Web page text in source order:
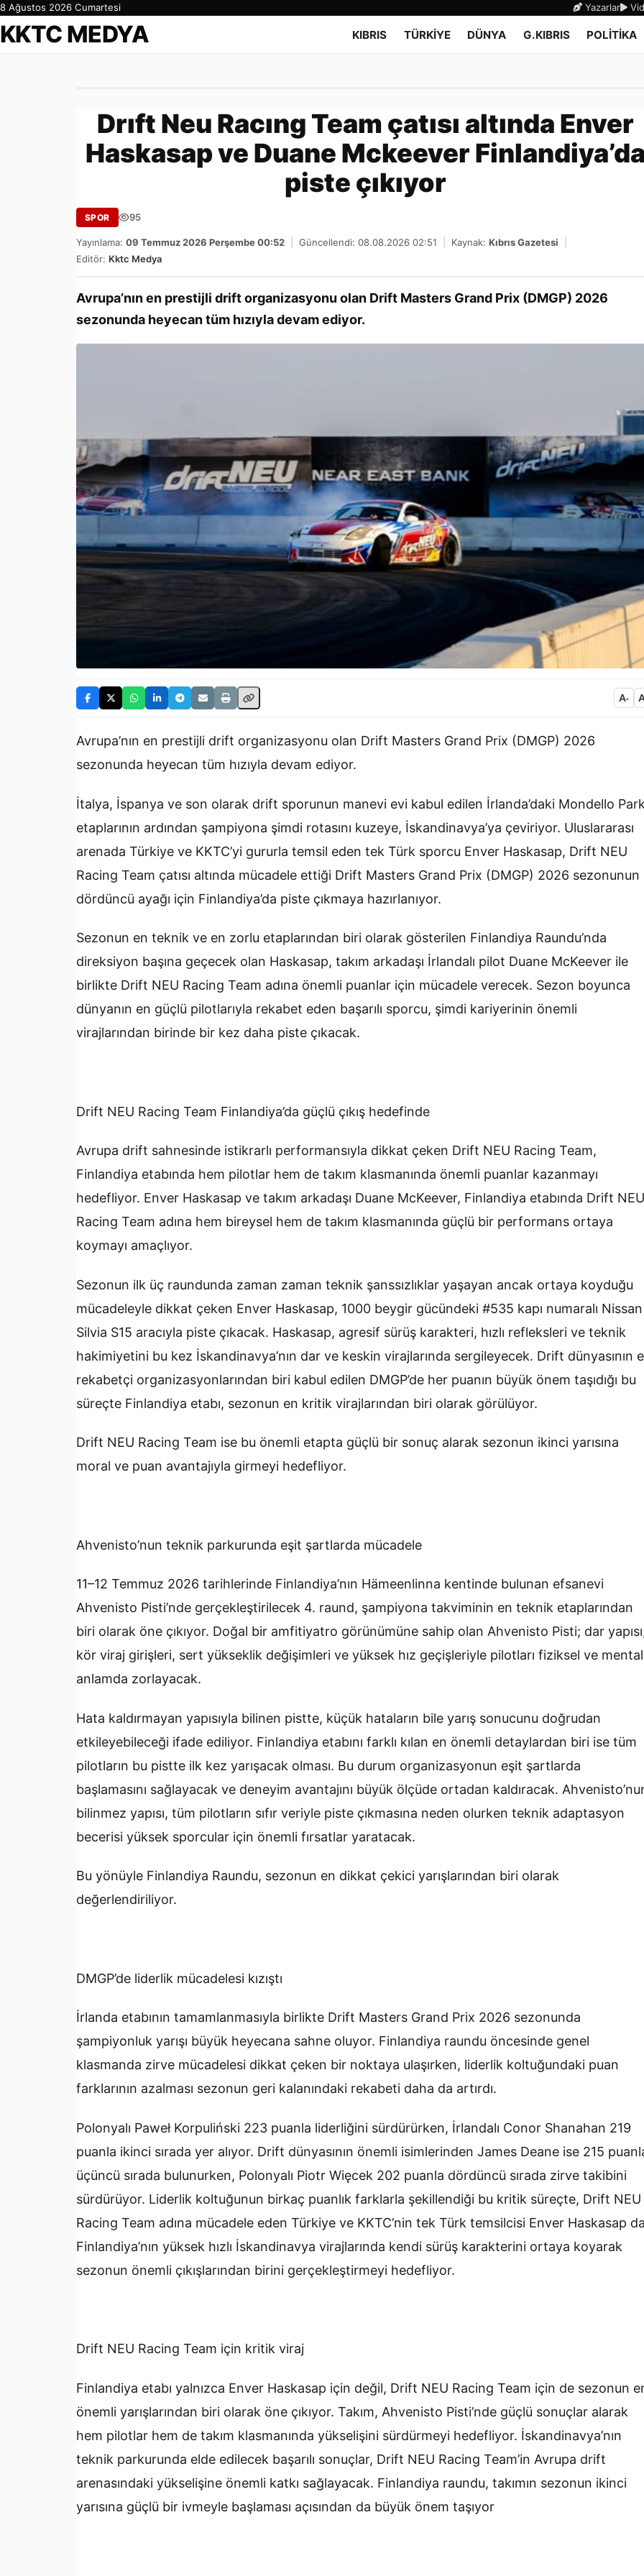
8 Ağustos 2026 Cumartesi Yazarlar
KKTC MEDYA KIBRIS TÜRKİYE DÜNYA G.KIBRIS POLİTİKA
Drıft Neu Racıng Team çatısı altında Enver
Haskasap ve Duane Mckeever
piste çıkıyor
SPOR 95
Yayınlama: 09 Temmuz 2026 Perşembe 00:52 Güncellendi: 08.08.2026 02:51 Kaynak: Kıbrıs Gazetesi
Editör: Kktc Medya
Avrupa’nın en prestijli drift organizasyonu olan Drift Masters Grand Prix (DMGP) 2026
sezonunda heyecan tüm hızıyla devam ediyor.
A-
Avrupa’nın en prestijli drift organizasyonu olan Drift Masters Grand Prix (DMGP) 2026
sezonunda heyecan tüm hızıyla devam ediyor.
İtalya, İspanya ve son olarak drift sporunun manevi evi kabul edilen İrlanda’daki Mondello
etaplarının ardından şampiyona şimdi rotasını kuzeye, İskandinavya’ya çeviriyor. Uluslararası
arenada Türkiye ve KKTC’yi gururla temsil eden tek Türk sporcu Enver Haskasap, Drift NEU
Racing Team çatısı altında mücadele ettiği Drift Masters Grand Prix (DMGP) 2026 sezonunun
dördüncü ayağı için Finlandiya’da piste çıkmaya hazırlanıyor.
Sezonun en teknik ve en zorlu etaplarından biri olarak gösterilen Finlandiya Raundu’nda
direksiyon başına geçecek olan Haskasap, takım arkadaşı İrlandalı pilot Duane McKeever ile
birlikte Drift NEU Racing Team adına önemli puanlar için mücadele verecek. Sezon boyunca
dünyanın en güçlü pilotlarıyla rekabet eden başarılı sporcu, şimdi kariyerinin önemli
virajlarından birinde bir kez daha piste çıkacak.
Drift NEU Racing Team Finlandiya’da güçlü çıkış hedefinde
Avrupa drift sahnesinde istikrarlı performansıyla dikkat çeken Drift NEU Racing Team,
Finlandiya etabında hem pilotlar hem de takım klasmanında önemli puanlar kazanmayı
hedefliyor. Enver Haskasap ve takım arkadaşı Duane McKeever, Finlandiya etabında Drift NEU
Racing Team adına hem bireysel hem de takım klasmanında güçlü bir performans ortaya
koymayı amaçlıyor.
Sezonun ilk üç raundunda zaman zaman teknik şanssızlıklar yaşayan ancak ortaya koyduğu
mücadeleyle dikkat çeken Enver Haskasap, 1000 beygir gücündeki #535 kapı numaralı Nissan
Silvia S15 aracıyla piste çıkacak. Haskasap, agresif sürüş karakteri, hızlı refleksleri ve teknik
hakimiyetini bu kez İskandinavya’nın dar ve keskin virajlarında sergileyecek. Drift dünyasının
rekabetçi organizasyonlarından biri kabul edilen DMGP’de her puanın büyük önem taşıdığı bu
süreçte Finlandiya etabı, sezonun en kritik virajlarından biri olarak görülüyor.
Drift NEU Racing Team ise bu önemli etapta güçlü bir sonuç alarak sezonun ikinci yarısına
moral ve puan avantajıyla girmeyi hedefliyor.
Ahvenisto’nun teknik parkurunda eşit şartlarda mücadele
11–12 Temmuz 2026 tarihlerinde Finlandiya’nın Hämeenlinna kentinde bulunan efsanevi
Ahvenisto Pisti’nde gerçekleştirilecek 4. raund, şampiyona takviminin en teknik etaplarından
biri olarak öne çıkıyor. Doğal bir amfitiyatro görünümüne sahip olan Ahvenisto Pisti; dar
kör viraj girişleri, sert yükseklik değişimleri ve yüksek hız geçişleriyle pilotları fiziksel ve mental
anlamda zorlayacak.
Hata kaldırmayan yapısıyla bilinen pistte, küçük hataların bile yarış sonucunu doğrudan
etkileyebileceği ifade ediliyor. Finlandiya etabını farklı kılan en önemli detaylardan biri ise tüm
pilotların bu pistte ilk kez yarışacak olması. Bu durum organizasyonun eşit şartlarda
başlamasını sağlayacak ve deneyim avantajını büyük ölçüde ortadan kaldıracak.
bilinmez yapısı, tüm pilotların sıfır veriyle piste çıkmasına neden olurken teknik adaptasyon
becerisi yüksek sporcular için önemli fırsatlar yaratacak.
Bu yönüyle Finlandiya Raundu, sezonun en dikkat çekici yarışlarından biri olarak
değerlendiriliyor.
DMGP’de liderlik mücadelesi kızıştı
İrlanda etabının tamamlanmasıyla birlikte Drift Masters Grand Prix 2026 sezonunda
şampiyonluk yarışı büyük heyecana sahne oluyor. Finlandiya raundu öncesinde genel
klasmanda zirve mücadelesi dikkat çeken bir noktaya ulaşırken, liderlik koltuğundaki puan
farklarının azalması sezonun geri kalanındaki rekabeti daha da artırdı.
Polonyalı Paweł Korpuliński 223 puanla liderliğini sürdürürken, İrlandalı Conor Shanahan 219
puanla ikinci sırada yer alıyor. Drift dünyasının önemli isimlerinden James Deane ise 215
üçüncü sırada bulunurken, Polonyalı Piotr Więcek 202 puanla dördüncü sırada zirve takibini
sürdürüyor. Liderlik koltuğunun birkaç puanlık farklarla şekillendiği bu kritik süreçte, Drift NEU
Racing Team adına mücadele eden Türkiye ve KKTC’nin tek Türk temsilcisi Enver Haskasap
Finlandiya’nın yüksek hızlı İskandinavya virajlarında kendi sürüş karakterini ortaya koyarak
sezonun önemli çıkışlarından birini gerçekleştirmeyi hedefliyor.
Drift NEU Racing Team için kritik viraj
Finlandiya etabı yalnızca Enver Haskasap için değil, Drift NEU Racing Team için de sezonun
önemli yarışlarından biri olarak öne çıkıyor. Takım, Ahvenisto Pisti’nde güçlü sonuçlar alarak
hem pilotlar hem de takım klasmanında yükselişini sürdürmeyi hedefliyor. İskandinavya’nın
teknik parkurunda elde edilecek başarılı sonuçlar, Drift NEU Racing Team’in Avrupa drift
arenasındaki yükselişine önemli katkı sağlayacak. Finlandiya raundu, takımın sezonun ikinci
yarısına güçlü bir ivmeyle başlaması açısından da büyük önem taşıyor